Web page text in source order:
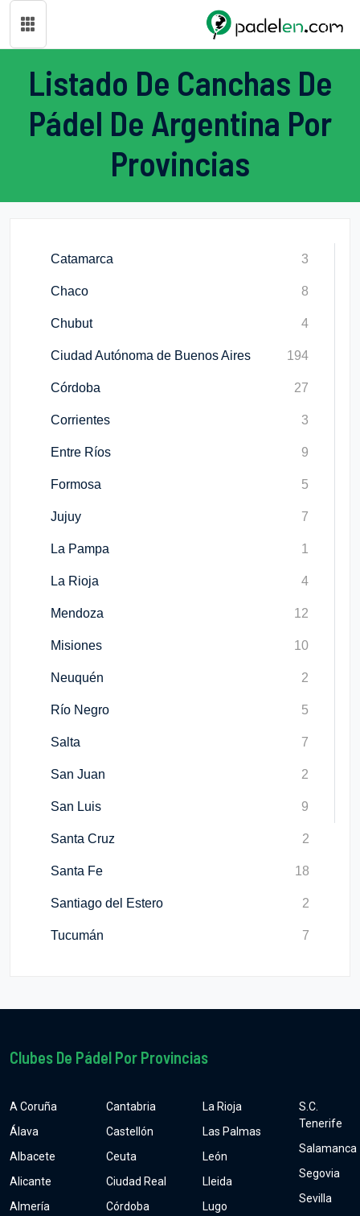
Listado De Canchas De
Pádel De Argentina Por
Provincias
Catamarca 3
Chaco 8
Chubut 4
Ciudad Autónoma de Buenos Aires 194
Córdoba 27
Corrientes 3
Entre Ríos 9
Formosa 5
Jujuy 7
La Pampa 1
La Rioja 4
Mendoza 12
Misiones 10
Neuquén 2
Río Negro 5
Salta 7
San Juan 2
San Luis 9
Santa Cruz 2
Santa Fe 18
Santiago del Estero 2
Tucumán 7
Clubes De Pádel Por Provincias
A Coruña
Álava
Albacete
Alicante
Almería
Cantabria
Castellón
Ceuta
Ciudad Real
Córdoba
La Rioja
Las Palmas
León
Lleida
Lugo
S.C.
Tenerife
Salamanca
Segovia
Sevilla